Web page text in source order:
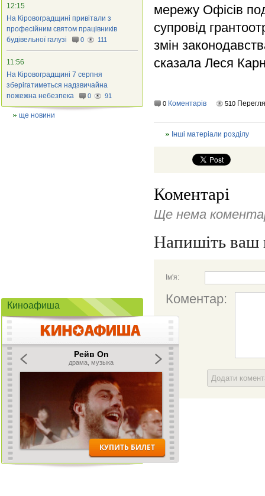
мережу Офісів
супровід
змін
сказала Леся
0 Коментарів 510
Інші матеріали розділу
Коментарі
Ще нема
Напишіть ваш
Ім'я:
Коментар:
Додати
12:15
На Кіровоградщині привітали з
професійним святом працівників
будівельної галузі
0 111
11:56
На Кіровоградщині 7 серпня
зберігатиметься надзвичайна
пожежна небезпека
0 91
ще новини
Киноафиша